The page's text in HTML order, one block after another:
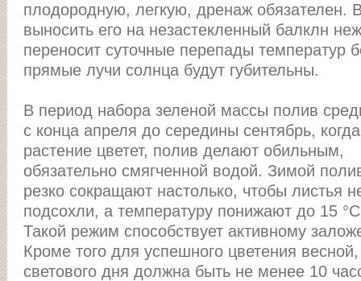
плодородную, легкую, дренаж обязателен.
выносить его на незастекленный балклн
переносит суточные перепады температур
прямые лучи солнца будут губительны.
В период набора зеленой массы полив
с конца апреля до середины сентябрь, когда
растение цветет, полив делают обильным,
обязательно смягченной водой. Зимой
резко сокращают настолько, чтобы листья
подсохли, а температуру понижают до 15
Такой режим способствует активному
Кроме того для успешного цветения
светового дня должна быть не менее 10